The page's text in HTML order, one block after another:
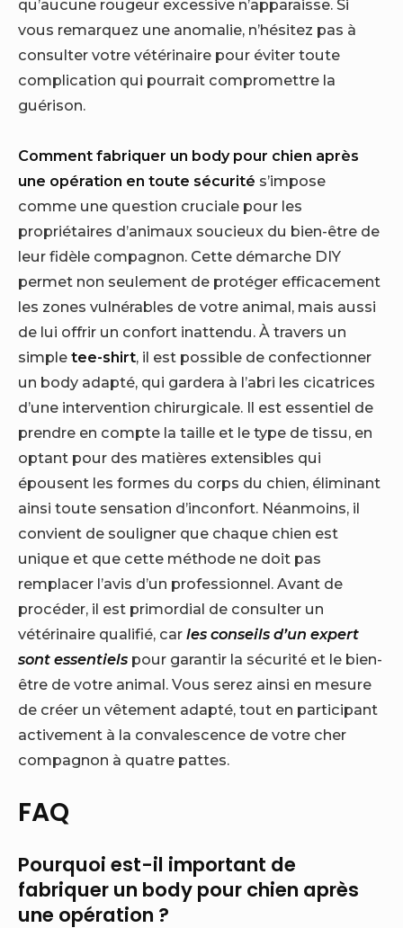
qu’aucune rougeur excessive n’apparaisse. Si
vous remarquez une anomalie, n’hésitez pas à
consulter votre vétérinaire pour éviter toute
complication qui pourrait compromettre la
guérison.
Comment fabriquer un body pour chien après
une opération en toute sécurité s’impose
comme une question cruciale pour les
propriétaires d’animaux soucieux du bien-être de
leur fidèle compagnon. Cette démarche DIY
permet non seulement de protéger efficacement
les zones vulnérables de votre animal, mais aussi
de lui offrir un confort inattendu. À travers un
simple tee-shirt, il est possible de confectionner
un body adapté, qui gardera à l’abri les cicatrices
d’une intervention chirurgicale. Il est essentiel de
prendre en compte la taille et le type de tissu, en
optant pour des matières extensibles qui
épousent les formes du corps du chien, éliminant
ainsi toute sensation d’inconfort. Néanmoins, il
convient de souligner que chaque chien est
unique et que cette méthode ne doit pas
remplacer l’avis d’un professionnel. Avant de
procéder, il est primordial de consulter un
vétérinaire qualifié, car les conseils d’un expert
sont essentiels pour garantir la sécurité et le bien-
être de votre animal. Vous serez ainsi en mesure
de créer un vêtement adapté, tout en participant
activement à la convalescence de votre cher
compagnon à quatre pattes.
FAQ
Pourquoi est-il important de
fabriquer un body pour chien après
une opération ?